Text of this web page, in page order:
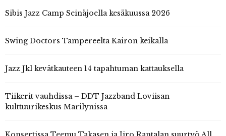
Sibis Jazz Camp Seinäjoella kesäkuussa 2026
Swing Doctors Tampereelta Kairon keikalla
Jazz Jkl kevätkauteen 14 tapahtuman kattauksella
Tiikerit vauhdissa – DDT Jazzband Loviisan
kulttuurikeskus Marilynissa